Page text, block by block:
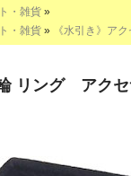
・雑貨 »
・雑貨 » 《水引き》ア
リング アク